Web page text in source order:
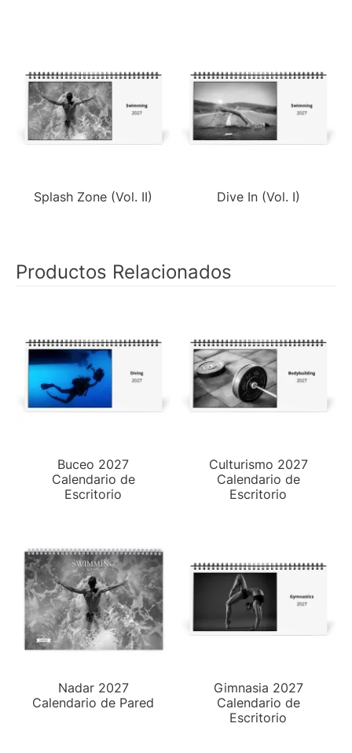
Splash Zone (Vol. II) Dive In (Vol. I)
Productos Relacionados
Buceo 2027
Calendario de
Escritorio
Culturismo 2027
Calendario de
Escritorio
Nadar 2027
Calendario de Pared
Gimnasia 2027
Calendario de
Escritorio